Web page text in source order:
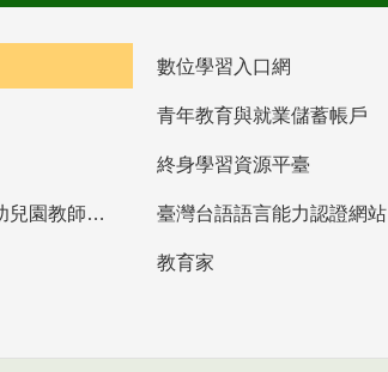
數位學習入口網
青年教育與就業儲蓄帳戶
終身學習資源平臺
教育部高中等以下學校及幼兒園教師資格檢定考試 臺灣台語語言能力認證網站
教育家